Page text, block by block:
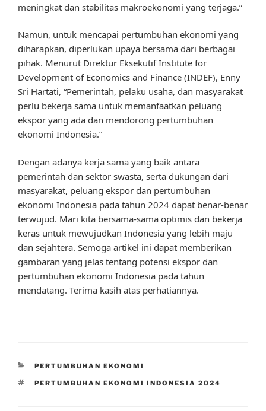
meningkat dan stabilitas makroekonomi yang terjaga.”
Namun, untuk mencapai pertumbuhan ekonomi yang
diharapkan, diperlukan upaya bersama dari berbagai
pihak. Menurut Direktur Eksekutif Institute for
Development of Economics and Finance (INDEF), Enny
Sri Hartati, “Pemerintah, pelaku usaha, dan masyarakat
perlu bekerja sama untuk memanfaatkan peluang
ekspor yang ada dan mendorong pertumbuhan
ekonomi Indonesia.”
Dengan adanya kerja sama yang baik antara
pemerintah dan sektor swasta, serta dukungan dari
masyarakat, peluang ekspor dan pertumbuhan
ekonomi Indonesia pada tahun 2024 dapat benar-benar
terwujud. Mari kita bersama-sama optimis dan bekerja
keras untuk mewujudkan Indonesia yang lebih maju
dan sejahtera. Semoga artikel ini dapat memberikan
gambaran yang jelas tentang potensi ekspor dan
pertumbuhan ekonomi Indonesia pada tahun
mendatang. Terima kasih atas perhatiannya.
CATEGORIES
PERTUMBUHAN EKONOMI
TAGS
PERTUMBUHAN EKONOMI INDONESIA 2024